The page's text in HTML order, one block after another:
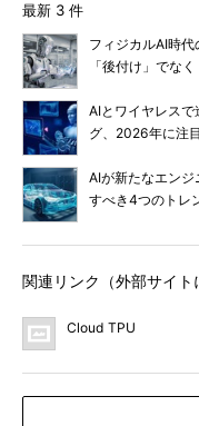
最新 3 件
フィジカルAI時
「後付け」でな
AIとワイヤレス
グ、2026年に注
AIが新たなエン
すべき4つのトレ
関連リンク（外部サイト
Cloud TPU